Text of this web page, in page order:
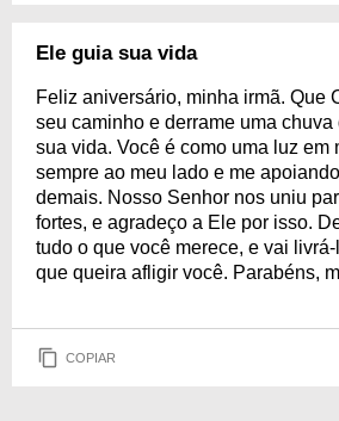
Ele guia sua vida
Feliz aniversário, minha irmã. Que
seu caminho e derrame uma
sua vida. Você é como uma luz em
sempre ao meu lado e me
demais. Nosso Senhor nos uniu
fortes, e agradeço a Ele por isso.
tudo o que você merece, e vai
que queira afligir você. Parabéns,
COPIAR